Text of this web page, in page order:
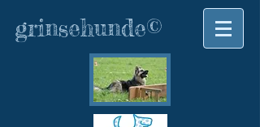
grinsehunde©